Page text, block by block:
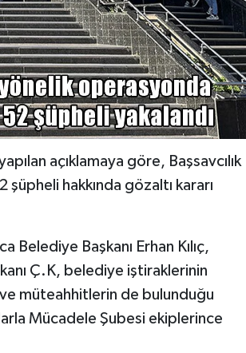
açıklamaya göre, Başsavcılık
hakkında gözaltı kararı
Belediye Başkanı Erhan Kılıç,
Ç.K, belediye iştiraklerinin
müteahhitlerin de bulunduğu
Mücadele Şubesi ekiplerince